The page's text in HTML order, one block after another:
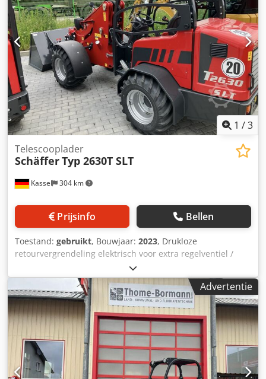
1 /3
Kassel 304 km
Telescooplader
SchäfferTyp 2630T SLT
Prijsinfo Bellen
Toestand: gebruikt, Bouwjaar: 2023, Drukloze
retourvergrendeling elektrisch voor extra regelventiel /
Extra regelventiel elektrisch bedienbaar via joystick
Verlichtingsinstallatie / LED werklampen achter
Standaardbanden 31x15.5-15 Hoflader-WS opname / SWH
lichtmateriaalschep 1 Cedpfsttv Iujx Ab Ajha
Advertentie